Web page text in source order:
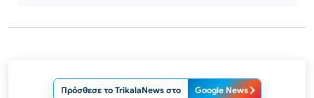
Πρόσθεσε το TrikalaNews στο Google News